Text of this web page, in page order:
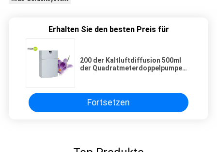
Erhalten Sie den besten Preis für
200 der Kaltluftdiffusion 500ml
der Quadratmeterdoppelpumpe
Fortsetzen